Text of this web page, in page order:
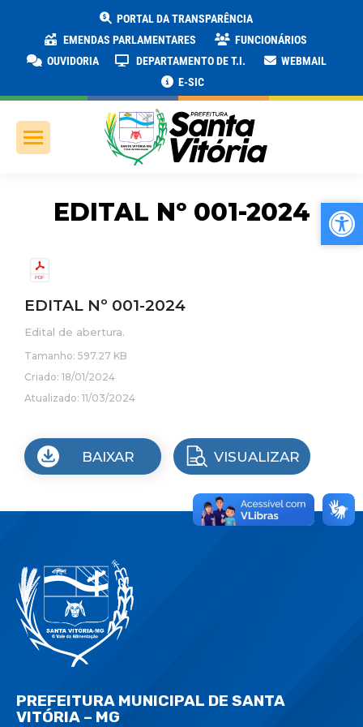
PORTAL DA TRANSPARÊNCIA
EMENDAS PARLAMENTARES
FUNCIONÁRIOS
OUVIDORIA
DEPARTAMENTO DE T.I.
WEBMAIL
E-SIC
EDITAL Nº 001-2024
EDITAL Nº 001-2024
Edital de abertura.
Tamanho: 597.27 KB
Criado: 18/01/2024
Atualizado: 11/03/2024
BAIXAR VISUALIZAR
PREFEITURA MUNICIPAL DE SANTA
VITÓRIA – MG